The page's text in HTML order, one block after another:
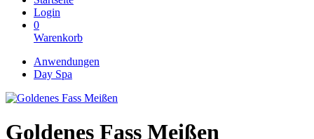
Login
0
Warenkorb
Anwendungen
Day Spa
Goldenes Fass Meißen